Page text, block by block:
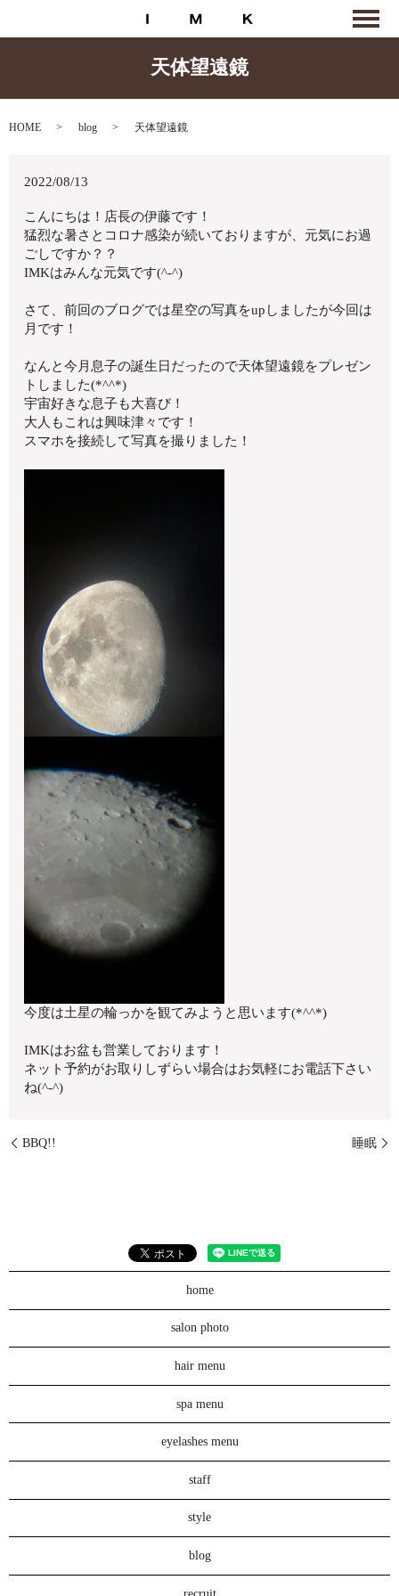
天体望遠鏡
HOME blog 天体望遠鏡
2022/08/13
こんにちは！店長の伊藤です！
猛烈な暑さとコロナ感染が続いておりますが、元気にお過
ごしですか？？
IMKはみんな元気です(^-^)
さて、前回のブログでは星空の写真をupしましたが今回は
月です！
なんと今月息子の誕生日だったので天体望遠鏡をプレゼン
トしました(*^^*)
宇宙好きな息子も大喜び！
大人もこれは興味津々です！
スマホを接続して写真を撮りました！
今度は土星の輪っかを観てみようと思います(*^^*)
IMKはお盆も営業しております！
ネット予約がお取りしずらい場合はお気軽にお電話下さい
ね(^-^)
BBQ!! 睡眠
home
salon photo
hair menu
spa menu
eyelashes menu
staff
style
blog